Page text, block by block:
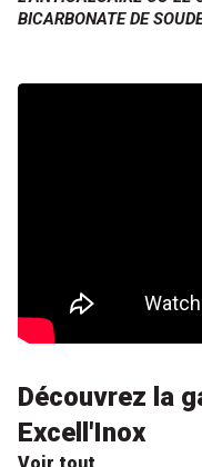
BICARBONATE DE
Découvrez la
Excell'Inox